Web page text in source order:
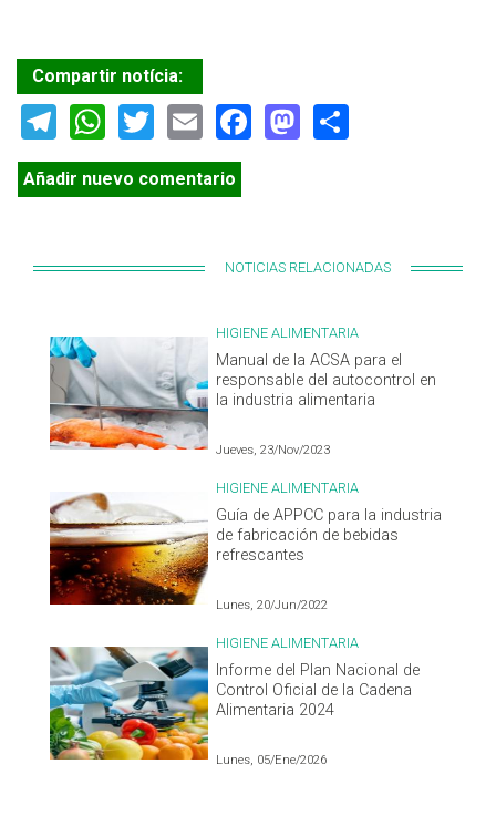
Compartir notícia:
Telegram
WhatsApp
TwitterEmailFacebook
Mastodon
Añadir nuevo comentario
NOTICIAS RELACIONADAS
HIGIENE ALIMENTARIA
Manual de la ACSA para el
responsable del autocontrol en
la industria alimentaria
Jueves, 23/Nov/2023
HIGIENE ALIMENTARIA
Guía de APPCC para la industria
de fabricación de bebidas
refrescantes
Lunes, 20/Jun/2022
HIGIENE ALIMENTARIA
Informe del Plan Nacional de
Control Oficial de la Cadena
Alimentaria 2024
Lunes, 05/Ene/2026